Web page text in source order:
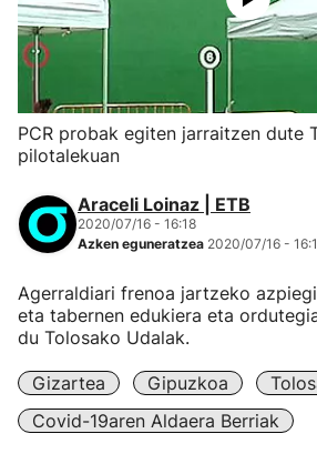
PCR probak egiten jarraitzen dute
pilotalekuan
Araceli Loinaz | ETB
2020/07/16 - 16:18
Azken eguneratzea 2020/07/16 -
Agerraldiari frenoa jartzeko
eta tabernen edukiera eta
du Tolosako Udalak.
Gizartea Gipuzkoa
Covid-19aren Aldaera Berriak